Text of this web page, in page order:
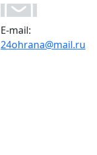
E-mail:
24ohrana@mail.ru